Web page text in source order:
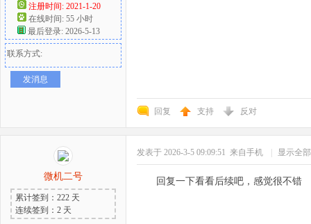
注册时间: 2021-1-20
在线时间: 55 小时
最后登录: 2026-5-13
联系方式:
发消息
回复 支持 反对
微机二号
累计签到：222 天
连续签到：2 天
发表于 2026-3-5 09:09:51 来自手机 显示全
回复一下看看后续吧，感觉很不错